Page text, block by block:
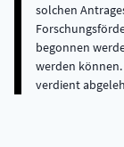
solchen
begonnen
werden können.
verdient